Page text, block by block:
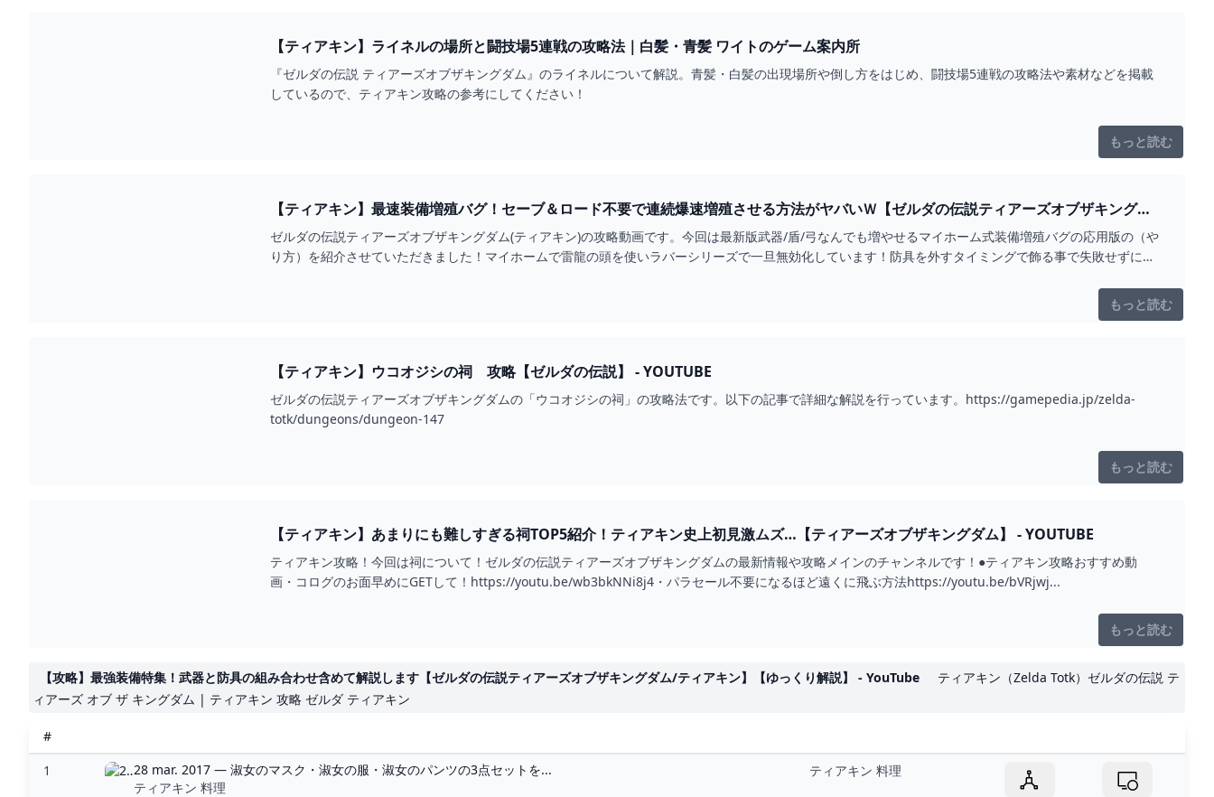
【ティアキン】ライネルの場所と闘技場5連戦の攻略法｜白髪・青髪 ワイトのゲーム案内所
『ゼルダの伝説 ティアーズオブザキングダム』のライネルについて解説。青髪・白髪の出現場所や倒し方をはじめ、闘技場5連戦の攻略法や素材などを掲載
しているので、ティアキン攻略の参考にしてください！
もっと読む
【ティアキン】最速装備増殖バグ！セーブ＆ロード不要で連続爆速増殖させる方法がヤバいＷ【ゼルダの伝説ティアーズオブザキングダ
ム】 - YOUTUBE
ゼルダの伝説ティアーズオブザキングダム(ティアキン)の攻略動画です。今回は最新版武器/盾/弓なんでも増やせるマイホーム式装備増殖バグの応用版の（や
り方）を紹介させていただきました！マイホームで雷龍の頭を使いラバーシリーズで一旦無効化しています！防具を外すタイミングで飾る事で失敗せずに増
もっと読む
【ティアキン】ウコオジシの祠 攻略【ゼルダの伝説】 - YOUTUBE
ゼルダの伝説ティアーズオブザキングダムの「ウコオジシの祠」の攻略法です。以下の記事で詳細な解説を行っています。https://gamepedia.jp/zelda-
totk/dungeons/dungeon-147
もっと読む
【ティアキン】あまりにも難しすぎる祠TOP5紹介！ティアキン史上初見激ムズ…【ティアーズオブザキングダム】 - YOUTUBE
ティアキン攻略！今回は祠について！ゼルダの伝説ティアーズオブザキングダムの最新情報や攻略メインのチャンネルです！●ティアキン攻略おすすめ動
画・コログのお面早めにGETして！https://youtu.be/wb3bkNNi8j4・パラセール不要になるほど遠くに飛ぶ方法https://youtu.be/bVRjwj...
もっと読む
【攻略】最強装備特集！武器と防具の組み合わせ含めて解説します【ゼルダの伝説ティアーズオブザキングダム/ティアキン】【ゆっくり解説】 - YouTube
ティアキン（Zelda Totk）ゼルダの伝説 テ
ィアーズ オブ ザ キングダム | ティアキン 攻略 ゼルダ ティアキン
#
1
28 mar. 2017 — 淑女のマスク・淑女の服・淑女のパンツの3点セットを...
ティアキン 料理
ティアキン 料理